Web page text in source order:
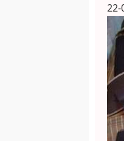
22-